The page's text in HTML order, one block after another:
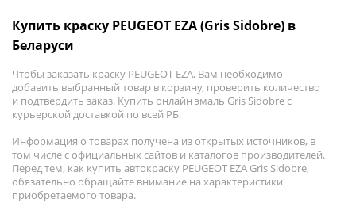
Купить краску PEUGEOT EZA (Gris Sidobre) в
Беларуси
Чтобы заказать краску PEUGEOT EZA, Вам необходимо
добавить выбранный товар в корзину, проверить количество
и подтвердить заказ. Купить онлайн эмаль Gris Sidobre с
курьерской доставкой по всей РБ.
Информация о товарах получена из открытых источников, в
том числе с официальных сайтов и каталогов производителей.
Перед тем, как купить автокраску PEUGEOT EZA Gris Sidobre,
обязательно обращайте внимание на характеристики
приобретаемого товара.